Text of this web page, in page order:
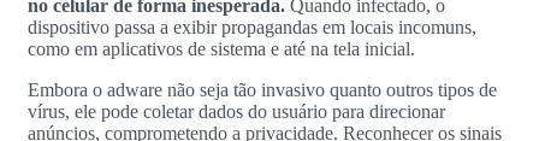
no celular de forma inesperada. Quando infectado, o
dispositivo passa a exibir propagandas em locais incomuns,
como em aplicativos de sistema e até na tela inicial.
Embora o adware não seja tão invasivo quanto outros tipos de
vírus, ele pode coletar dados do usuário para direcionar
anúncios, comprometendo a privacidade. Reconhecer os sinais